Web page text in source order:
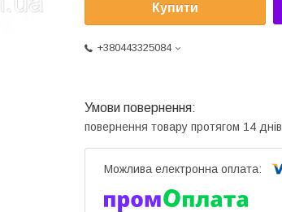
Купити
+380443325084
повернення товару протягом 14 днів